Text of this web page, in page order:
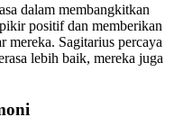
dalam membangkitkan
positif dan memberikan
mereka. Sagitarius percaya
lebih baik, mereka juga